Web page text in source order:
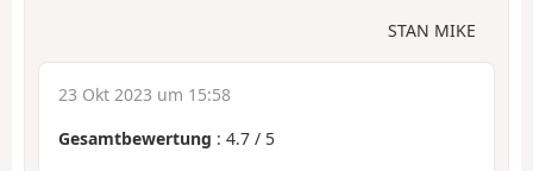
STAN MIKE
23 Okt 2023 um 15:58
Gesamtbewertung : 4.7 / 5